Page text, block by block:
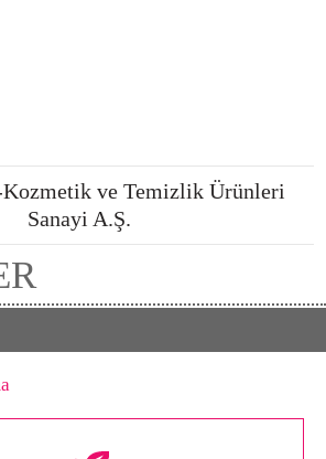
Kozmetik ve Temizlik Ürünleri
Sanayi A.Ş.